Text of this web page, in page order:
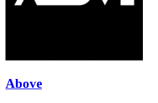
Above